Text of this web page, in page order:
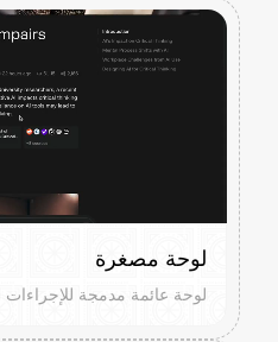
لوحة مصغرة
لوحة عائمة مدمجة للإجراءات